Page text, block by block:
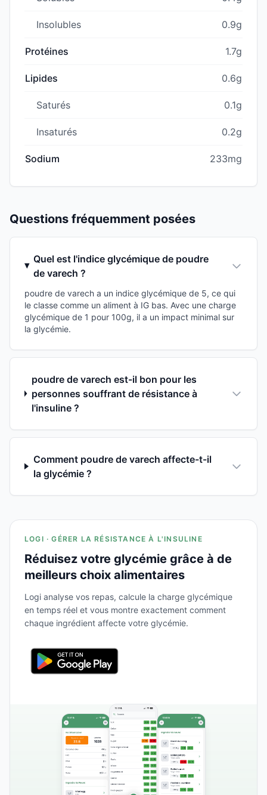
Insolubles 0.9g
Protéines 1.7g
Lipides 0.6g
Saturés 0.1g
Insaturés 0.2g
Sodium 233mg
Questions fréquemment posées
Quel est l'indice glycémique de poudre
de varech ?
poudre de varech a un indice glycémique de 5, ce qui
le classe comme un aliment à IG bas. Avec une charge
glycémique de 1 pour 100g, il a un impact minimal sur
la glycémie.
poudre de varech est-il bon pour les
personnes souffrant de résistance à
l'insuline ?
Comment poudre de varech affecte-t-il
la glycémie ?
LOGI · GÉRER LA RÉSISTANCE À L'INSULINE
Réduisez votre glycémie grâce à de
meilleurs choix alimentaires
Logi analyse vos repas, calcule la charge glycémique
en temps réel et vous montre exactement comment
chaque ingrédient affecte votre glycémie.